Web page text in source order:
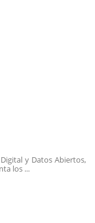
y Datos Abiertos,
los ...